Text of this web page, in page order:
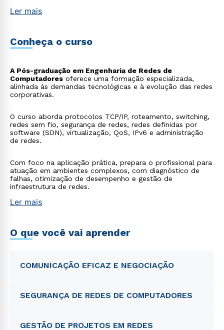
Ler mais
Conheça o curso
A Pós-graduação em Engenharia de Redes de
Computadores oferece uma formação especializada,
alinhada às demandas tecnológicas e à evolução das redes
corporativas.
O curso aborda protocolos TCP/IP, roteamento, switching,
redes sem fio, segurança de redes, redes definidas por
software (SDN), virtualização, QoS, IPv6 e administração
de redes.
Com foco na aplicação prática, prepara o profissional para
atuação em ambientes complexos, com diagnóstico de
falhas, otimização de desempenho e gestão de
infraestrutura de redes.
Ler mais
O que você vai aprender
COMUNICAÇÃO EFICAZ E NEGOCIAÇÃO
SEGURANÇA DE REDES DE COMPUTADORES
GESTÃO DE PROJETOS EM REDES